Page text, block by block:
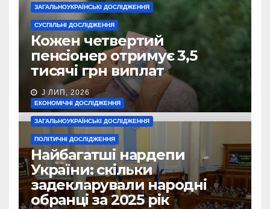
ЗАГАЛЬНОУКРАЇНСЬКІ ДОСЛІДЖЕННЯ
СУСПІЛЬНІ ДОСЛІДЖЕННЯ
Кожен четвертий
пенсіонер отримує 3,5
тисячі грн виплат
J ЛИП, 2026
ЕКОНОМІЧНІ ДОСЛІДЖЕННЯ
ЗАГАЛЬНОУКРАЇНСЬКІ ДОСЛІДЖЕННЯ
ПОЛІТИЧНІ ДОСЛІДЖЕННЯ
Найбагатші нардепи
України: скільки
задекларували народні
обранці за 2025 рік